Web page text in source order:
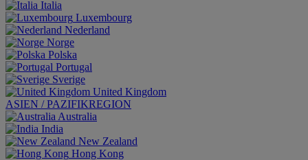
Italia
Luxembourg
Nederland
Norge
Polska
Portugal
Sverige
United Kingdom
ASIEN / PAZIFIKREGION
Australia
India
New Zealand
Hong Kong